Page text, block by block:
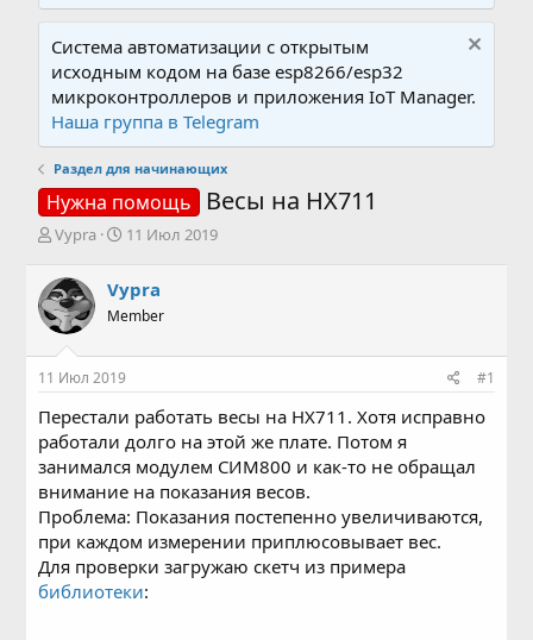
Система автоматизации с открытым
исходным кодом на базе esp8266/esp32
микроконтроллеров и приложения IoT Manager.
Наша группа в Telegram
Раздел для начинающих
Нужна помощь Весы на HX711
А
т
о
р
т
е
м
Vypra
Д
а
н
ч
а
11 Июл 2019
Vypra
Member
11 Июл 2019 #1
Перестали работать весы на HX711. Хотя исправно
работали долго на этой же плате. Потом я
занимался модулем СИМ800 и как-то не обращал
внимание на показания весов.
Проблема: Показания постепенно увеличиваются,
при каждом измерении приплюсовывает вес.
Для проверки загружаю скетч из примера
библиотеки: